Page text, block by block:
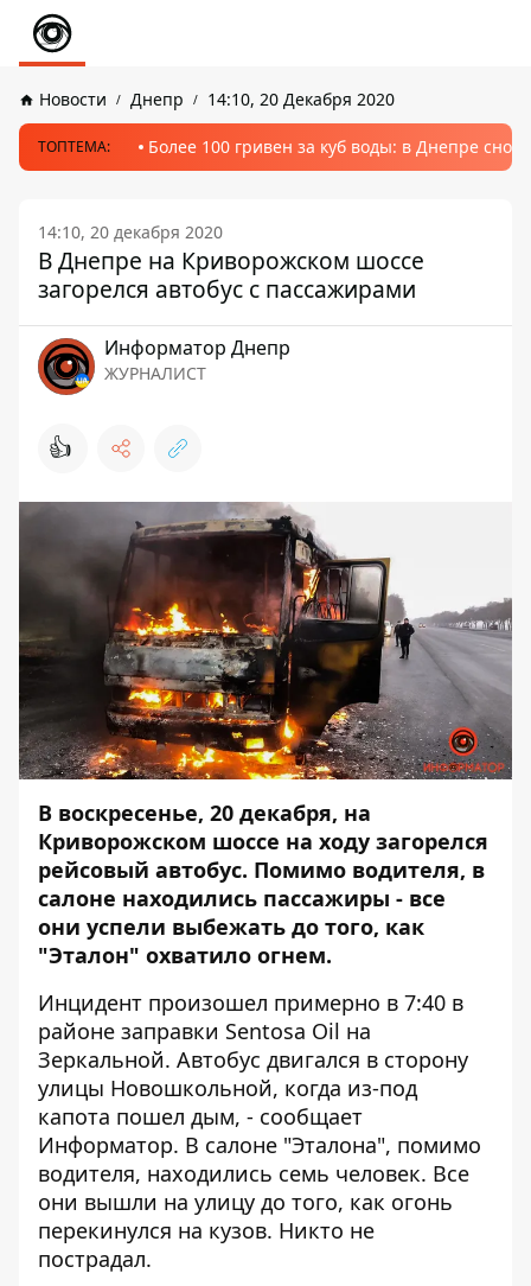
Новости Днепр 14:10, 20 Декабря 2020
ТОПТЕМА: Более 100 гривен за куб воды: в Днепре
14:10, 20 декабря 2020
В Днепре на Криворожском шоссе
загорелся автобус с пассажирами
Информатор Днепр
ЖУРНАЛИСТ
👍
В воскресенье, 20 декабря, на
Криворожском шоссе на ходу загорелся
рейсовый автобус. Помимо водителя, в
салоне находились пассажиры - все
они успели выбежать до того, как
"Эталон" охватило огнем.
Инцидент произошел примерно в 7:40 в
районе заправки Sentosa Oil на
Зеркальной. Автобус двигался в сторону
улицы Новошкольной, когда из-под
капота пошел дым, - сообщает
Информатор. В салоне "Эталона", помимо
водителя, находились семь человек. Все
они вышли на улицу до того, как огонь
перекинулся на кузов. Никто не
пострадал.